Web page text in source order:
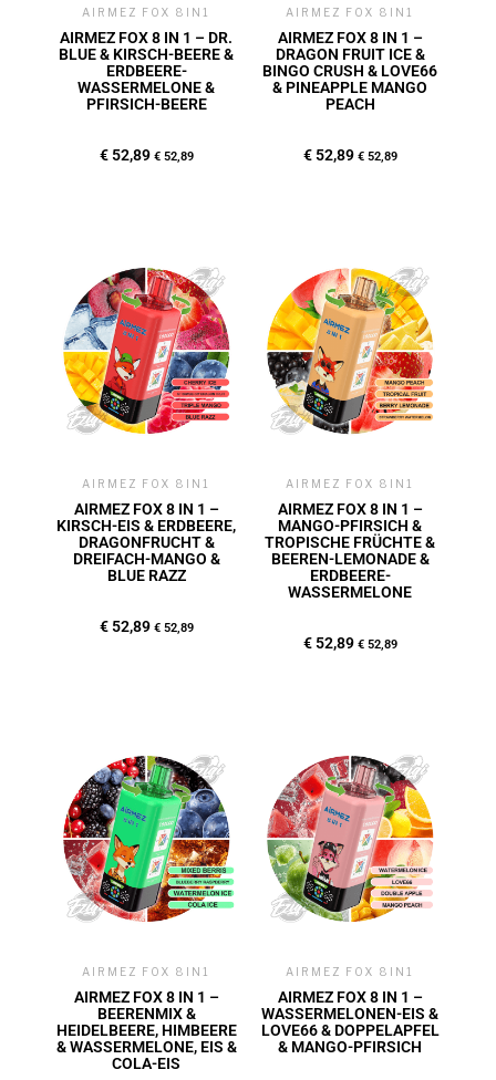
AIRMEZ FOX 8IN1
AIRMEZ FOX 8 IN 1 – DR.
BLUE & KIRSCH-BEERE &
ERDBEERE-
WASSERMELONE &
PFIRSICH-BEERE
€52,89 €52,89
AIRMEZ FOX 8IN1
AIRMEZ FOX 8 IN 1 –
DRAGON FRUIT ICE &
BINGO CRUSH & LOVE66
& PINEAPPLE MANGO
PEACH
€52,89 €52,89
AIRMEZ FOX 8IN1
AIRMEZ FOX 8 IN 1 –
KIRSCH-EIS & ERDBEERE,
DRAGONFRUCHT &
DREIFACH-MANGO &
BLUE RAZZ
€52,89 €52,89
AIRMEZ FOX 8IN1
AIRMEZ FOX 8 IN 1 –
MANGO-PFIRSICH &
TROPISCHE FRÜCHTE &
BEEREN-LEMONADE &
ERDBEERE-
WASSERMELONE
€52,89 €52,89
AIRMEZ FOX 8IN1
AIRMEZ FOX 8 IN 1 –
BEERENMIX &
HEIDELBEERE, HIMBEERE
& WASSERMELONE, EIS &
COLA-EIS
AIRMEZ FOX 8IN1
AIRMEZ FOX 8 IN 1 –
WASSERMELONEN-EIS &
LOVE66 & DOPPELAPFEL
& MANGO-PFIRSICH